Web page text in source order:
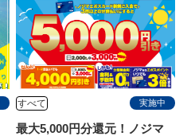
すべて 実施中
最大5,000円分還元！ノジマ